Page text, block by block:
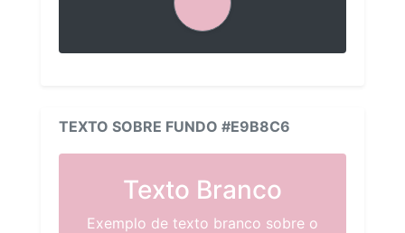
TEXTO SOBRE FUNDO #E9B8C6
Texto Branco
Exemplo de texto branco sobre o